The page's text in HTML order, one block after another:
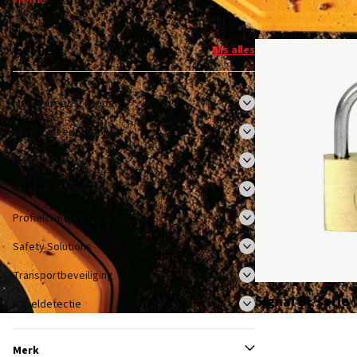
Filter Wis alles
Meetgereedschappen
Lasergereedschappen
Hangsloten
Messen en zagen
Profielcilinders
Safety Solutions
Transportbeveiliging
Kabeldetectie
Merk
Signal BL serie